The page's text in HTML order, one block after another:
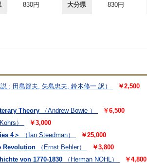
830円 大分県 830円
; 田島節夫, 矢島忠夫, 鈴木修一 訳）
￥2,500
Theory
（Andrew Bowie ）
￥6,500
）
￥3,000
4＞
（Ian Steedman）
￥25,000
Revolution
（Ernst Behler）
￥3,800
von 1770-1830
（Herman NOHL）
￥4,800